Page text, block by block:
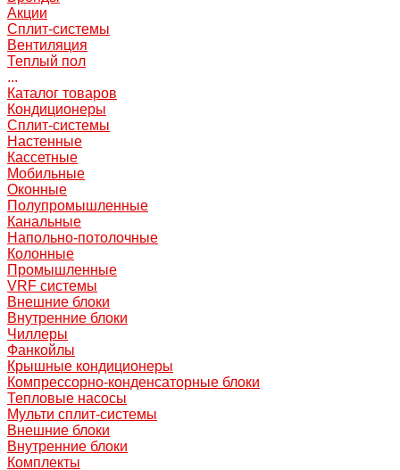
Акции
Сплит-системы
Вентиляция
Теплый пол
...
Каталог товаров
Кондиционеры
Сплит-системы
Настенные
Кассетные
Мобильные
Оконные
Полупромышленные
Канальные
Напольно-потолочные
Колонные
Промышленные
VRF системы
Внешние блоки
Внутренние блоки
Чиллеры
Фанкойлы
Крышные кондиционеры
Компрессорно-конденсаторные блоки
Тепловые насосы
Мульти сплит-системы
Внешние блоки
Внутренние блоки
Комплекты